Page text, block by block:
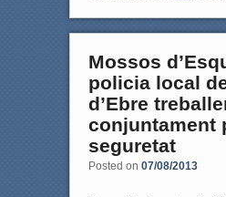
Mossos
policia local
d’Ebre
conjuntament
seguretat
Posted on 07/08/2013